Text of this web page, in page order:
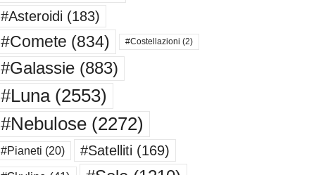
#Asteroidi (183)
#Comete (834) #Costellazioni (2)
#Galassie(883)
#Luna(2553)
#Nebulose(2272)
#Pianeti (20) #Satelliti (169)